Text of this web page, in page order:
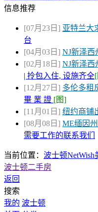
信息推荐
[07月23日] 亚特兰大
台
[04月03日] NJ新泽西
[02月18日] NJ新泽西
| 拎包入住, 设施齐全
[12月27日] 多伦多租
畢 業 證 [图]
[11月01日] 纽约商铺
[08月08日] ME缅因
需要工作的联系我们
当前位置： 波士顿NetWish
波士顿二手房
返回
搜索
我的 波士顿